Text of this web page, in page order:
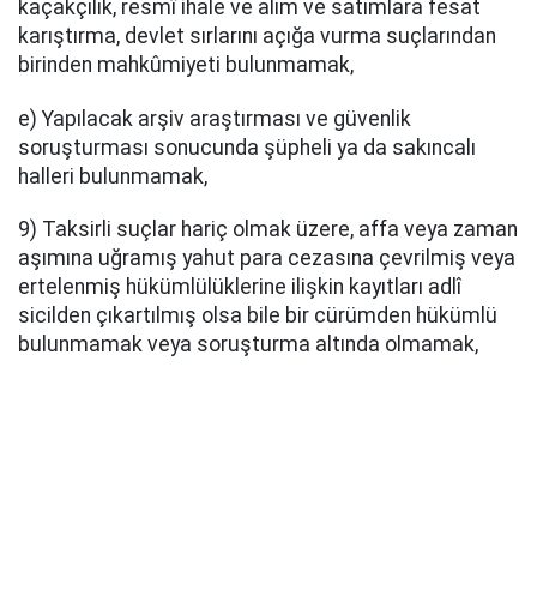
kaçakçılık, resmî ihale ve alım ve satımlara fesat
karıştırma, devlet sırlarını açığa vurma suçlarından
birinden mahkûmiyeti bulunmamak,
e) Yapılacak arşiv araştırması ve güvenlik
soruşturması sonucunda şüpheli ya da sakıncalı
halleri bulunmamak,
9) Taksirli suçlar hariç olmak üzere, affa veya zaman
aşımına uğramış yahut para cezasına çevrilmiş veya
ertelenmiş hükümlülüklerine ilişkin kayıtları adlî
sicilden çıkartılmış olsa bile bir cürümden hükümlü
bulunmamak veya soruşturma altında olmamak,